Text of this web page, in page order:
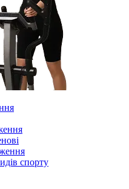
спорту